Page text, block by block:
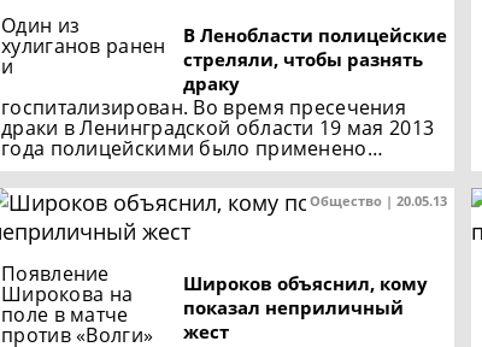
В Ленобласти полицейские
стреляли, чтобы разнять
драку
Один из
хулиганов ранен
и
госпитализирован. Во время пресечения
драки в Ленинградской области 19 мая 2013
года полицейскими было применено…
Общество | 20.05.13
Широков объяснил, кому
показал неприличный
жест
Появление
Широкова на
поле в матче
против «Волги»